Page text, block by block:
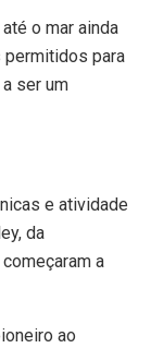
o mar ainda
permitidos para
ser um
e atividade
da
a
ao